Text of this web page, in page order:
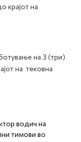
крајот на
на 3 (три)
на тековна
водич на
тимови во